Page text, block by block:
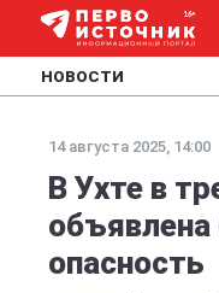
НОВОСТИ
14 августа 2025, 14:00
В Ухте в
объявлена
опасность